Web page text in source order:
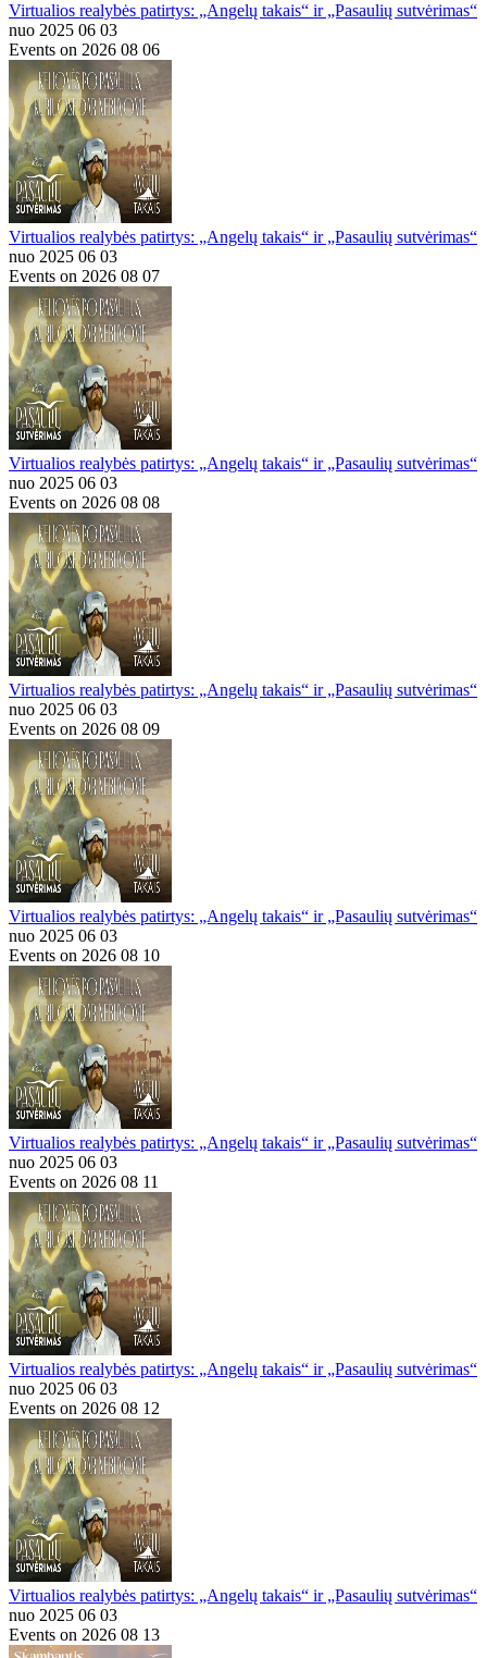
Virtualios realybės patirtys: „Angelų takais“ ir „Pasaulių sutvėrimas“
nuo 2025 06 03
Events on 2026 08 06
Virtualios realybės patirtys: „Angelų takais“ ir „Pasaulių sutvėrimas“
nuo 2025 06 03
Events on 2026 08 07
Virtualios realybės patirtys: „Angelų takais“ ir „Pasaulių sutvėrimas“
nuo 2025 06 03
Events on 2026 08 08
Virtualios realybės patirtys: „Angelų takais“ ir „Pasaulių sutvėrimas“
nuo 2025 06 03
Events on 2026 08 09
Virtualios realybės patirtys: „Angelų takais“ ir „Pasaulių sutvėrimas“
nuo 2025 06 03
Events on 2026 08 10
Virtualios realybės patirtys: „Angelų takais“ ir „Pasaulių sutvėrimas“
nuo 2025 06 03
Events on 2026 08 11
Virtualios realybės patirtys: „Angelų takais“ ir „Pasaulių sutvėrimas“
nuo 2025 06 03
Events on 2026 08 12
Virtualios realybės patirtys: „Angelų takais“ ir „Pasaulių sutvėrimas“
nuo 2025 06 03
Events on 2026 08 13